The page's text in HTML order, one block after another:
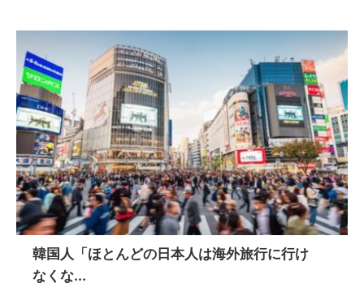
韓国人「ほとんどの日本人は海外旅行に行け
なくな...